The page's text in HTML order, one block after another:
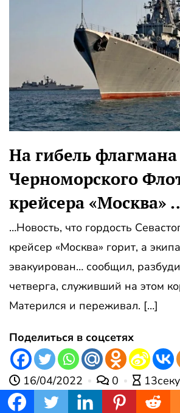
На гибель флагмана
Черноморского
крейсера «Москва»
…Новость, что гордость
крейсер «Москва» горит, а
эвакуирован… сообщил,
четверга, служивший на этом
Матерился и переживал. […]
Поделиться в соцсетях
16/04/2022 0